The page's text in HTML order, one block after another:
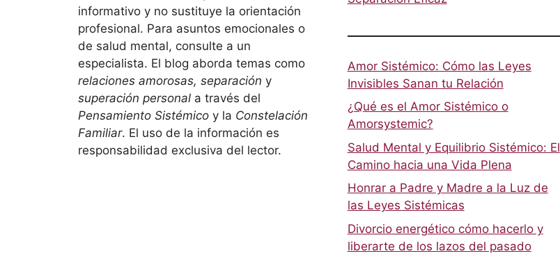
informativo y no sustituye la orientación
profesional. Para asuntos emocionales o
de salud mental, consulte a un
especialista. El blog aborda temas como
relaciones amorosas, separación y
superación personal a través del
Pensamiento Sistémico y la Constelación
Familiar. El uso de la información es
responsabilidad exclusiva del lector.
Amor Sistémico: Cómo las Leyes
Invisibles Sanan tu Relación
¿Qué es el Amor Sistémico o
Amorsystemic?
Salud Mental y Equilibrio Sistémico: El
Camino hacia una Vida Plena
Honrar a Padre y Madre a la Luz de
las Leyes Sistémicas
Divorcio energético cómo hacerlo y
liberarte de los lazos del pasado